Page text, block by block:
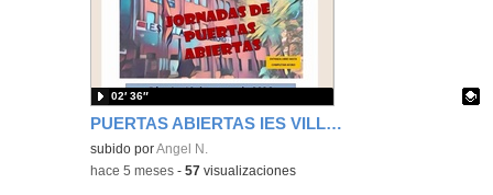
PUERTAS ABIERTAS IES VILLA DE VALDEMORO 2026
Contenido educativo.
subido porAngel N.
02′ 36″
-hace 5 meses -57 visualizaciones